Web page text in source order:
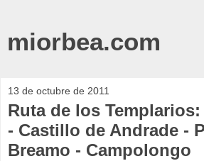
miorbea.com
13 de octubre de 2011
Ruta de los
- Castillo de Andrade -
Breamo - Campolongo